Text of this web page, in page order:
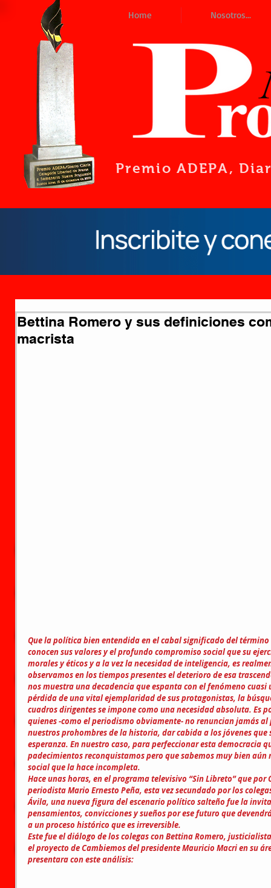
Home Nosotros...
Premio ADEPA,
Bettina Romero y sus definiciones
macrista
Que la política bien entendida en el cabal significado del
conocen sus valores y el profundo compromiso social que su
morales y éticos y a la vez la necesidad de inteligencia, es
observamos en los tiempos presentes el deterioro de esa
nos muestra una decadencia que espanta con el fenómeno
pérdida de una vital ejemplaridad de sus protagonistas, la
cuadros dirigentes se impone como una necesidad absoluta. Es
quienes -como el periodismo obviamente- no renuncian jamás
nuestros prohombres de la historia, dar cabida a los jóvenes
esperanza. En nuestro caso, para perfeccionar esta democracia
padecimientos reconquistamos pero que sabemos muy bien
social que la hace incompleta.
Hace unas horas, en el programa televisivo “Sin Libreto” que
periodista Mario Ernesto Peña, esta vez secundado por los
Ávila, una nueva figura del escenario político salteño fue la
pensamientos, convicciones y sueños por ese futuro que
a un proceso histórico que es irreversible.
Este fue el diálogo de los colegas con Bettina Romero,
el proyecto de Cambiemos del presidente Mauricio Macri en su
presentara con este análisis: